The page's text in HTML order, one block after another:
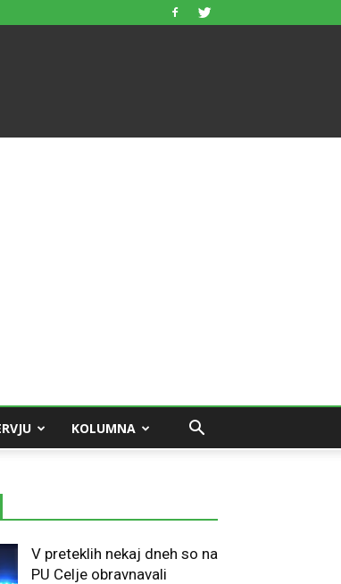
KOLUMNA
V preteklih nekaj dneh so na
PU Celje obravnavali